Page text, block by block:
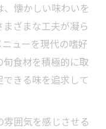
懐かしい味わいを
ざまな工夫が凝ら
ューを現代の嗜好
食材を積極的に取
きる味を追求して
囲気を感じさせる